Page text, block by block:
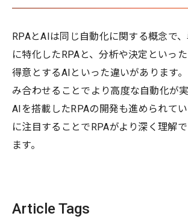
RPAとAIは同じ自動化に関する概念で
に特化したRPAと、分析や決定といっ
得意とするAIといった違いがあります
み合わせることでより高度な自動化が
AIを搭載したRPAの開発も進められて
に注目することでRPAがより深く理解
ます。
Article Tags